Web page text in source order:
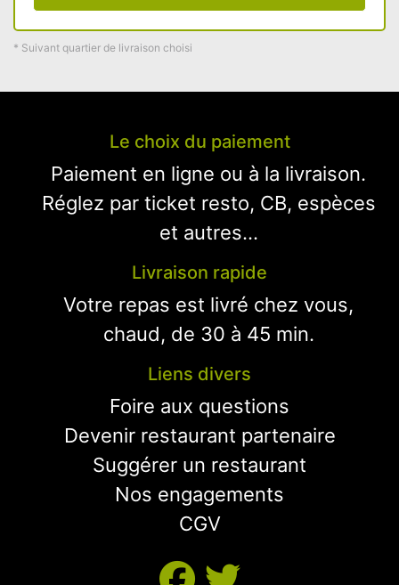
* Suivant quartier de livraison choisi
Le choix du paiement
Paiement en ligne ou à la livraison.
Réglez par ticket resto, CB, espèces
et autres...
Livraison rapide
Votre repas est livré chez vous,
chaud, de 30 à 45 min.
Liens divers
Foire aux questions
Devenir restaurant partenaire
Suggérer un restaurant
Nos engagements
CGV